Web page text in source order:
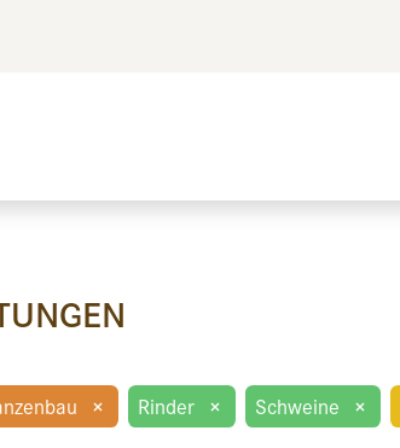
× Rinder × Schweine ×